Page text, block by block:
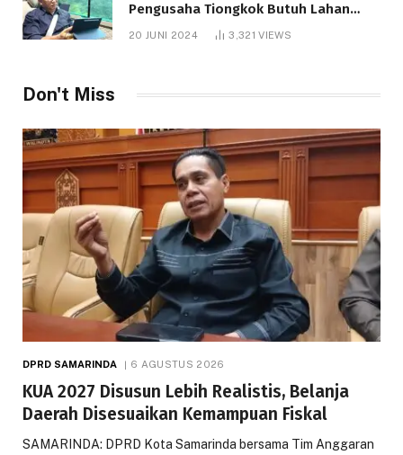
Pengusaha Tiongkok Butuh Lahan
1.000 Hektare
20 JUNI 2024 3,321VIEWS
Don't Miss
DPRD SAMARINDA 6 AGUSTUS 2026
KUA 2027 Disusun Lebih Realistis, Belanja
Daerah Disesuaikan Kemampuan Fiskal
SAMARINDA: DPRD Kota Samarinda bersama Tim Anggaran